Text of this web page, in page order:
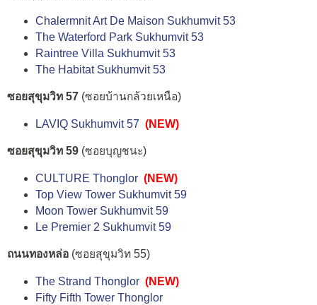
Chalermnit Art De Maison Sukhumvit 53
The Waterford Park Sukhumvit 53
Raintree Villa Sukhumvit 53
The Habitat Sukhumvit 53
ซอยสุขุมวิท 57 (ซอยบ้านกล้วยเหนือ)
LAVIQ Sukhumvit 57 (NEW)
ซอยสุขุมวิท 59 (ซอยบุญชนะ)
CULTURE Thonglor (NEW)
Top View Tower Sukhumvit 59
Moon Tower Sukhumvit 59
Le Premier 2 Sukhumvit 59
ถนนทองหล่อ (ซอยสุขุมวิท 55)
The Strand Thonglor (NEW)
Fifty Fifth Tower Thonglor